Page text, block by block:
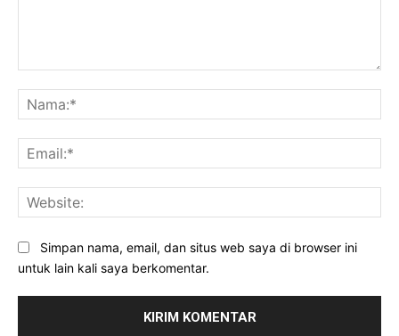
Simpan nama, email, dan situs web saya di browser ini
untuk lain kali saya berkomentar.